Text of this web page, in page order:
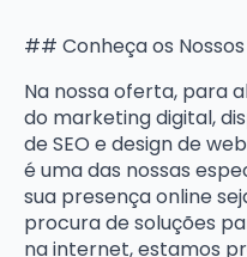
## Conheça os
Na nossa oferta, para
do marketing digital,
de SEO e design de
é uma das nossas
sua presença online
procura de soluções
na internet, estamos